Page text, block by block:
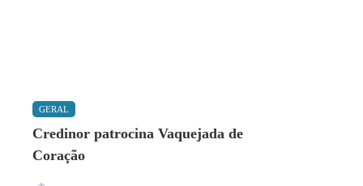
GERAL
Credinor patrocina Vaquejada de
Coração